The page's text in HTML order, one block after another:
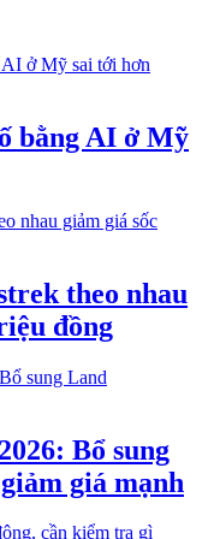
bằng AI ở Mỹ
theo nhau
đồng
Bổ sung
giá mạnh